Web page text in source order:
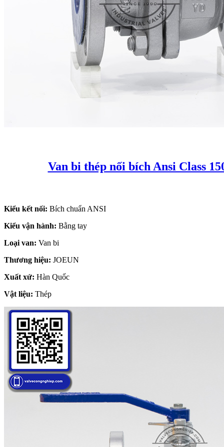
Van bi thép nối bích Ansi Class
Kiểu kết nối: Bích chuẩn ANSI
Kiểu vận hành: Bằng tay
Loại van: Van bi
Thương hiệu: JOEUN
Xuất xứ: Hàn Quốc
Vật liệu: Thép